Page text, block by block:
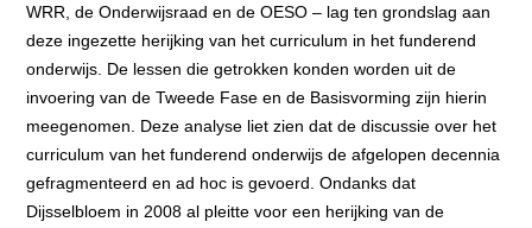
WRR, de Onderwijsraad en de OESO – lag ten grondslag aan
deze ingezette herijking van het curriculum in het funderend
onderwijs. De lessen die getrokken konden worden uit de
invoering van de Tweede Fase en de Basisvorming zijn hierin
meegenomen. Deze analyse liet zien dat de discussie over het
curriculum van het funderend onderwijs de afgelopen decennia
gefragmenteerd en ad hoc is gevoerd. Ondanks dat
Dijsselbloem in 2008 al pleitte voor een herijking van de